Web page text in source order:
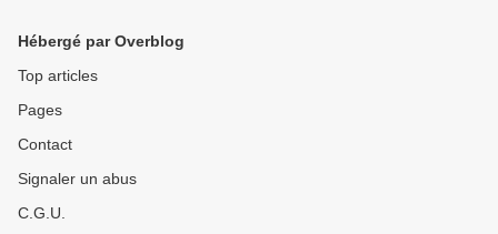
Hébergé par Overblog
Top articles
Pages
Contact
Signaler un abus
C.G.U.